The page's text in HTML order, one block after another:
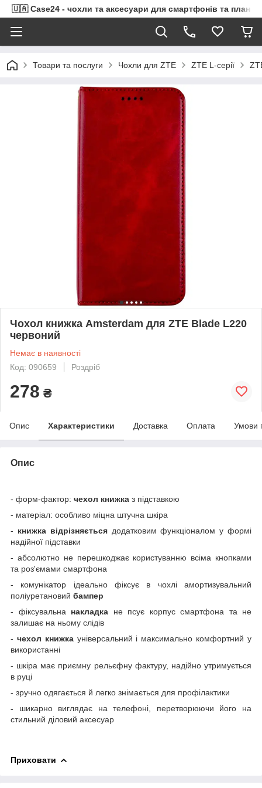
🇺🇦 Case24 - чохли та аксесуари для смартфонів та
Товари та послуги Чохли для ZTE ZTE L-серії
Чохол книжка Amsterdam для ZTE Blade L220
червоний
Немає в наявності
Код: 090659
Роздріб
278 ₴
Опис Характеристики Доставка Оплата Умови
Опис
- форм-фактор: чехол книжка з підставкою
- матеріал: особливо міцна штучна шкіра
- книжка відрізняєтьсядодатковим функціоналом у формі
надійної підставки
- абсолютно не перешкоджає користуванню всіма кнопками
та роз'ємами смартфона
- комунікатор ідеально фіксує в чохлі амортизувальний
поліуретановий бампер
- фіксувальна накладка не псує корпус смартфона та не
залишає на ньому слідів
- чехол книжкауніверсальний і максимально комфортний у
використанні
- шкіра має приємну рельєфну фактуру, надійно утримується
в руці
- зручно одягається й легко знімається для профілактики
- шикарно виглядає на телефоні, перетворюючи його на
стильний діловий аксесуар
Приховати